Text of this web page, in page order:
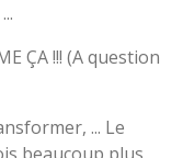
ÇA !!! (A question
... Le